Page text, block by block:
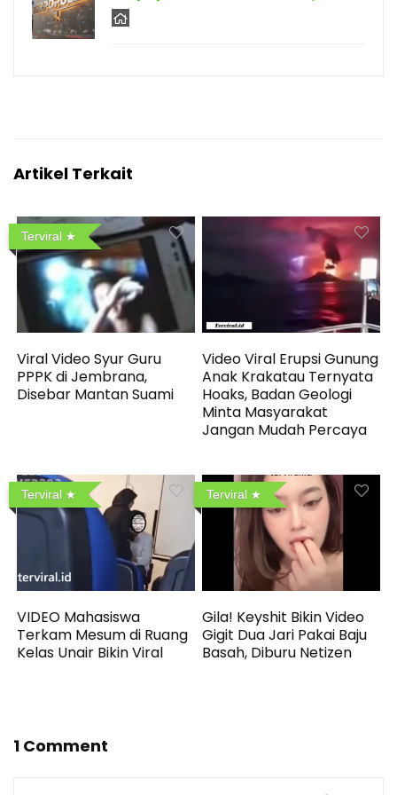
Artikel Terkait
Terviral
Viral Video Syur Guru
PPPK di Jembrana,
Disebar Mantan Suami
Video Viral Erupsi Gunung
Anak Krakatau Ternyata
Hoaks, Badan Geologi
Minta Masyarakat
Jangan Mudah Percaya
Terviral
VIDEO Mahasiswa
Terkam Mesum di Ruang
Kelas Unair Bikin Viral
Terviral
Gila! Keyshit Bikin Video
Gigit Dua Jari Pakai Baju
Basah, Diburu Netizen
1 Comment